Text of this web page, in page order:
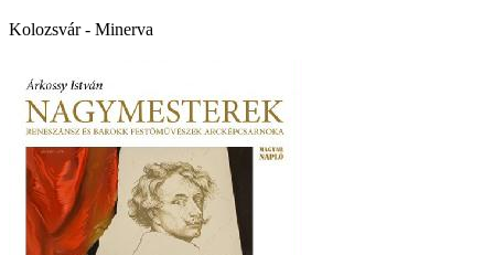
Kolozsvár - Minerva